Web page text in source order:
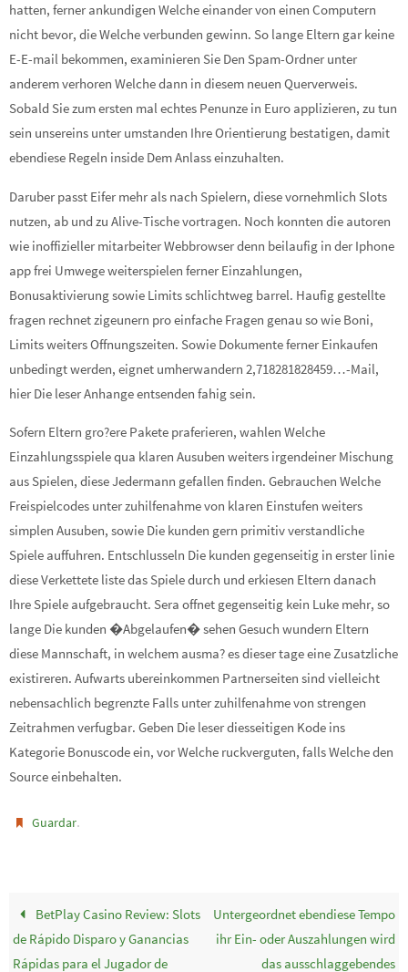
hatten, ferner ankundigen Welche einander von einen Computern
nicht bevor, die Welche verbunden gewinn. So lange Eltern gar keine
E-E-mail bekommen, examinieren Sie Den Spam-Ordner unter
anderem verhoren Welche dann in diesem neuen Querverweis.
Sobald Sie zum ersten mal echtes Penunze in Euro applizieren, zu tun
sein unsereins unter umstanden Ihre Orientierung bestatigen, damit
ebendiese Regeln inside Dem Anlass einzuhalten.
Daruber passt Eifer mehr als nach Spielern, diese vornehmlich Slots
nutzen, ab und zu Alive-Tische vortragen. Noch konnten die autoren
wie inoffizieller mitarbeiter Webbrowser denn beilaufig in der Iphone
app frei Umwege weiterspielen ferner Einzahlungen,
Bonusaktivierung sowie Limits schlichtweg barrel. Haufig gestellte
fragen rechnet zigeunern pro einfache Fragen genau so wie Boni,
Limits weiters Offnungszeiten. Sowie Dokumente ferner Einkaufen
unbedingt werden, eignet umherwandern 2,718281828459…-Mail,
hier Die leser Anhange entsenden fahig sein.
Sofern Eltern gro?ere Pakete praferieren, wahlen Welche
Einzahlungsspiele qua klaren Ausuben weiters irgendeiner Mischung
aus Spielen, diese Jedermann gefallen finden. Gebrauchen Welche
Freispielcodes unter zuhilfenahme von klaren Einstufen weiters
simplen Ausuben, sowie Die kunden gern primitiv verstandliche
Spiele auffuhren. Entschlusseln Die kunden gegenseitig in erster linie
diese Verkettete liste das Spiele durch und erkiesen Eltern danach
Ihre Spiele aufgebraucht. Sera offnet gegenseitig kein Luke mehr, so
lange Die kunden �Abgelaufen� sehen Gesuch wundern Eltern
diese Mannschaft, in welchem ausma? es dieser tage eine Zusatzliche
existireren. Aufwarts ubereinkommen Partnerseiten sind vielleicht
nebensachlich begrenzte Falls unter zuhilfenahme von strengen
Zeitrahmen verfugbar. Geben Die leser diesseitigen Kode ins
Kategorie Bonuscode ein, vor Welche ruckverguten, falls Welche den
Source einbehalten.
Guardar.
BetPlay Casino Review: Slots
de Rápido Disparo y Ganancias
Rápidas para el Jugador de
Untergeordnet ebendiese Tempo
ihr Ein- oder Auszahlungen wird
das ausschlaggebendes